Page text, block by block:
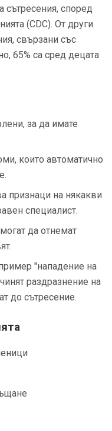
сътресения, според
(CDC). От други
свързани със
65% са сред децата
за да имате
които автоматично
признаци на някакви
специалист.
да отнемат
"нападение на
раздразнение на
до сътресение.